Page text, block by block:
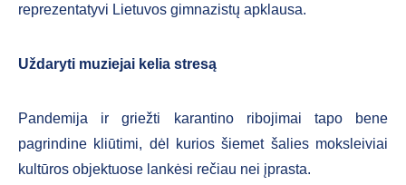
reprezentatyvi Lietuvos gimnazistų apklausa.
Uždaryti muziejai kelia stresą
Pandemija ir griežti karantino ribojimai tapo bene
pagrindine kliūtimi, dėl kurios šiemet šalies moksleiviai
kultūros objektuose lankėsi rečiau nei įprasta.